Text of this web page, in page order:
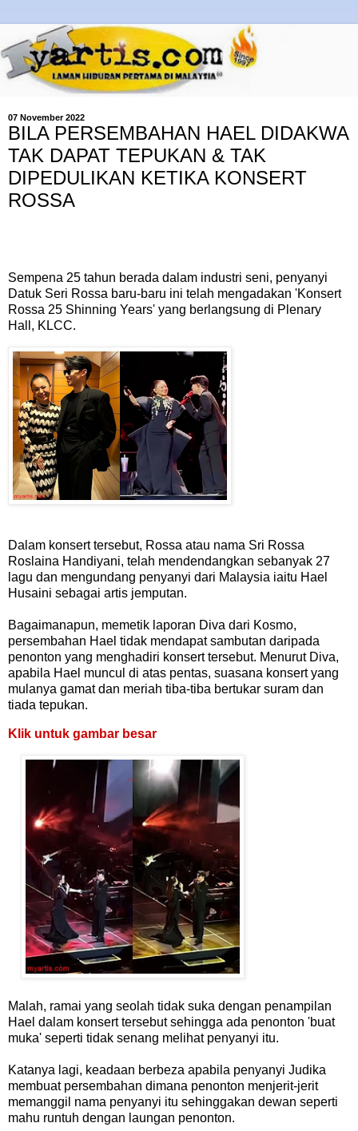
07 November 2022
BILA PERSEMBAHAN HAEL DIDAKWA
TAK DAPAT TEPUKAN & TAK
DIPEDULIKAN KETIKA KONSERT
ROSSA
Sempena 25 tahun berada dalam industri seni, penyanyi
Datuk Seri Rossa baru-baru ini telah mengadakan 'Konsert
Rossa 25 Shinning Years' yang berlangsung di Plenary
Hall, KLCC.
Dalam konsert tersebut, Rossa atau nama Sri Rossa
Roslaina Handiyani, telah mendendangkan sebanyak 27
lagu dan mengundang penyanyi dari Malaysia iaitu Hael
Husaini sebagai artis jemputan.
Bagaimanapun, memetik laporan Diva dari Kosmo,
persembahan Hael tidak mendapat sambutan daripada
penonton yang menghadiri konsert tersebut. Menurut Diva,
apabila Hael muncul di atas pentas, suasana konsert yang
mulanya gamat dan meriah tiba-tiba bertukar suram dan
tiada tepukan.
Klik untuk gambar besar
Malah, ramai yang seolah tidak suka dengan penampilan
Hael dalam konsert tersebut sehingga ada penonton 'buat
muka' seperti tidak senang melihat penyanyi itu.
Katanya lagi, keadaan berbeza apabila penyanyi Judika
membuat persembahan dimana penonton menjerit-jerit
memanggil nama penyanyi itu sehinggakan dewan seperti
mahu runtuh dengan laungan penonton.